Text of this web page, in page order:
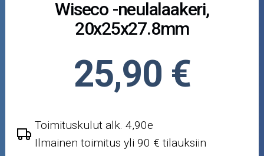
Öljyt ja kemikaalit
Outlet-tuotteet
Wiseco -neulalaakeri,
20x25x27.8mm
25,90 €
Toimituskulut alk. 4,90e
Ilmainen toimitus yli 90 € tilauksiin